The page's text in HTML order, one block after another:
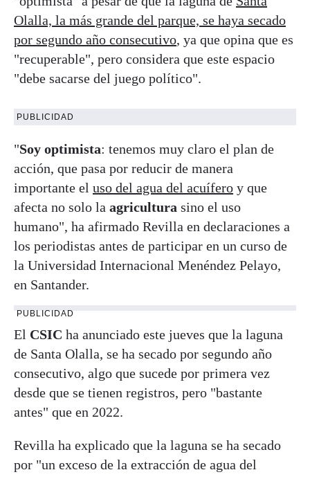
Olalla, la más grande del parque, se haya secado
por segundo año consecutivo, ya que opina que es
"recuperable", pero considera que este espacio
"debe sacarse del juego político".
PUBLICIDAD
"Soy optimista: tenemos muy claro el plan de
acción, que pasa por reducir de manera
importante el uso del agua del acuífero y que
afecta no solo la agricultura sino el uso
humano", ha afirmado Revilla en declaraciones a
los periodistas antes de participar en un curso de
la Universidad Internacional Menéndez Pelayo,
en Santander.
PUBLICIDAD
El CSIC ha anunciado este jueves que la laguna
de Santa Olalla, se ha secado por segundo año
consecutivo, algo que sucede por primera vez
desde que se tienen registros, pero "bastante
antes" que en 2022.
Revilla ha explicado que la laguna se ha secado
por "un exceso de la extracción de agua del